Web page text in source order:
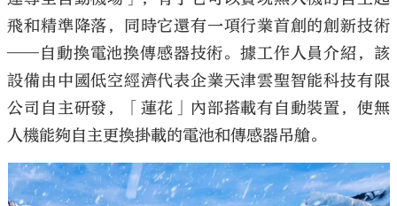
飛和精準降落，同時它還有一項行業首創的創新技術
——自動換電池換傳感器技術。據工作人員介紹，該
設備由中國低空經濟代表企業天津雲聖智能科技有限
公司自主研發，「蓮花」內部搭載有自動裝置，使無
人機能夠自主更換掛載的電池和傳感器吊艙。